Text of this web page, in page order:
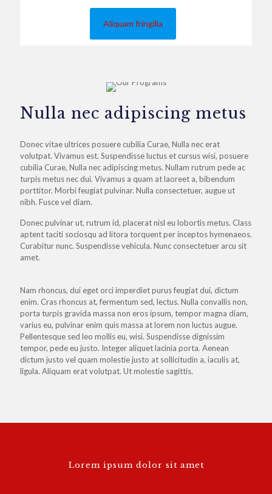
Aliquam fringilla
Nulla nec adipiscing metus
Donec vitae ultrices posuere cubilia Curae, Nulla nec erat
volutpat. Vivamus est. Suspendisse luctus et cursus wisi, posuere
cubilia Curae, Nulla nec adipiscing metus. Nullam rutrum pede ac
turpis metus nec dui. Vivamus a quam at laoreet a, bibendum
porttitor. Morbi feugiat pulvinar. Nulla consectetuer, augue ut
nibh. Fusce vel diam.
Donec pulvinar ut, rutrum id, placerat nisl eu lobortis metus. Class
aptent taciti sociosqu ad litora torquent per inceptos hymenaeos.
Curabitur nunc. Suspendisse vehicula. Nunc consectetuer arcu sit
amet.
Nam rhoncus, dui eget orci imperdiet purus feugiat dui, dictum
enim. Cras rhoncus at, fermentum sed, lectus. Nulla convallis non,
porta turpis gravida massa non eros ipsum, tempor magna diam,
varius eu, pulvinar enim quis massa at lorem non luctus augue.
Pellentesque sed leo mollis eu, wisi. Suspendisse dignissim
tempor, pede eu justo. Integer aliquet lacinia porta. Aenean
dictum justo vel quam molestie justo at sollicitudin a, iaculis at,
ligula. Aliquam erat volutpat. Ut molestie sagittis.
Lorem ipsum dolor sit amet